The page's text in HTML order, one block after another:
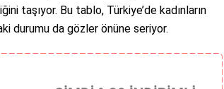
taşıyor. Bu tablo, Türkiye’de kadınların
durumu da gözler önüne seriyor.